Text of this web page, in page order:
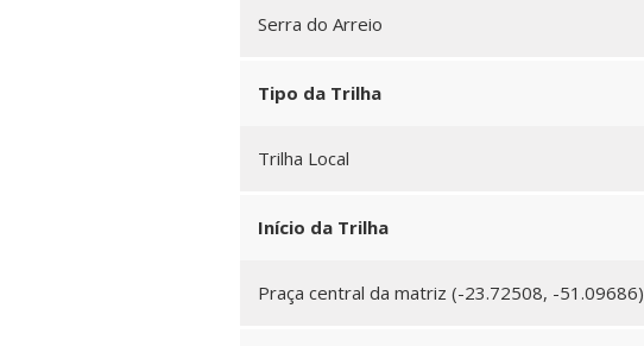
Serra do Arreio
Tipo da Trilha
Trilha Local
Início da Trilha
Praça central da matriz (-23.72508, -51.09686)